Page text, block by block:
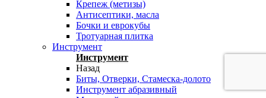
Крепеж (метизы)
Антисептики, масла
Бочки и еврокубы
Тротуарная плитка
Инструмент
Инструмент
Назад
Биты, Отверки, Стамеска-долото
Инструмент абразивный